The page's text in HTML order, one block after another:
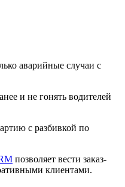
аварийные случаи с
и не гонять водителей
с разбивкой по
позволяет вести заказ-
клиентами.